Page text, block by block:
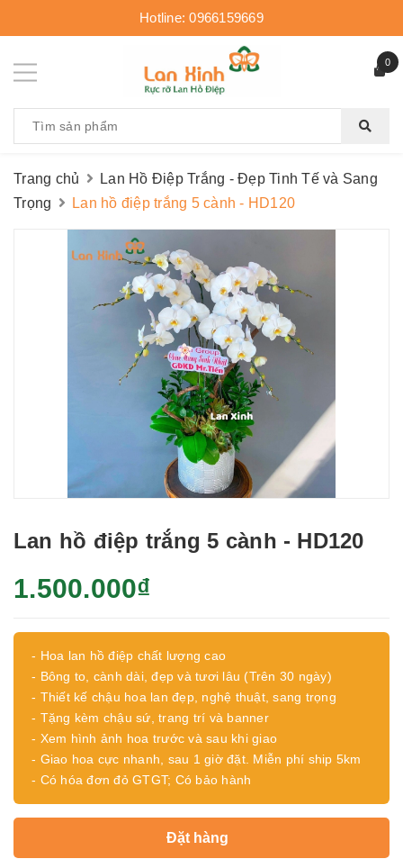
Hotline:0966159669
0
Trang chủ
Lan Hồ Điệp Trắng - Đẹp Tinh Tế và Sang
Trọng
Lan hồ điệp trắng 5 cành - HD120
Lan hồ điệp trắng 5 cành - HD120
1.500.000₫
- Hoa lan hồ điệp chất lượng cao
- Bông to, cành dài, đẹp và tươi lâu (Trên 30 ngày)
- Thiết kế chậu hoa lan đẹp, nghệ thuật, sang trọng
- Tặng kèm chậu sứ, trang trí và banner
- Xem hình ảnh hoa trước và sau khi giao
- Giao hoa cực nhanh, sau 1 giờ đặt. Miễn phí ship 5km
- Có hóa đơn đỏ GTGT; Có bảo hành
Đặt hàng